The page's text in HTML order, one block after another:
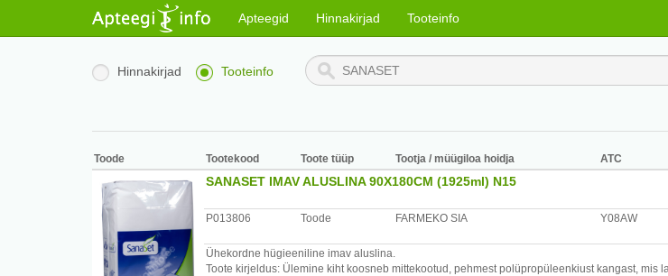
Apteegid Hinnakirjad Tooteinfo
Hinnakirjad Tooteinfo
Toode Tootekood Toote tüüp Tootja / müügiloa hoidja ATC
SANASET IMAV ALUSLINA 90X180CM (1925ml) N15
P013806 Toode FARMEKO SIA Y08AW
Ühekordne hügieeniline imav aluslina.
Toote kirjeldus: Ülemine kiht koosneb mittekootud, pehmest polüpropüleenkiust kangast, mis